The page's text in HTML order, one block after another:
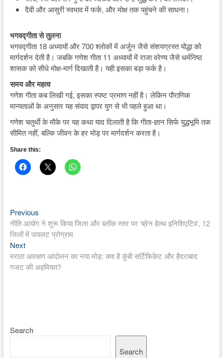
दैवी और आसुरी स्वभाव में फर्क, और मोक्ष तक पहुंचने की साधना।
भगवद्गीता से तुलना
भगवद्गीता 18 अध्यायों और 700 श्लोकों में अर्जुन जैसे संशयग्रस्त योद्धा को
मार्गदर्शन देती है। जबकि गणेश गीता 11 अध्यायों में राजा वरेण्य जैसे धर्मनिष्ठ
शासक को सीधे मोक्ष-मार्ग दिखाती है। यही इसका बड़ा फर्क है।
समय और महत्व
गणेश गीता कब लिखी गई, इसका स्पष्ट प्रमाण नहीं है। लेकिन पौराणिक
मान्यताओं के अनुसार यह संवाद द्वापर युग से भी पहले हुआ था।
गणेश चतुर्थी के मौके पर यह कथा याद दिलाती है कि गीता-ज्ञान सिर्फ युद्धभूमि तक
सीमित नहीं, बल्कि जीवन के हर मोड़ पर मार्गदर्शन करता है।
Share this:
Post
navigation
PreviousPrevious
post:
नीति आयोग ने शुरू किया जिला और ब्लॉक स्तर पर ‘ब्रेन हेल्थ इनिशिएटिव’, 12
जिलों में पायलट प्रोग्राम
NextNext
post:
मराठा आरक्षण आंदोलन का नया मोड़: क्या है कुंबी सर्टिफिकेट और हैदराबाद
गजट की अहमियत?
Search
Search